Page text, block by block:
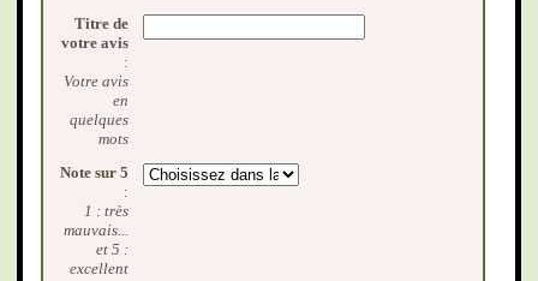
Titre de
votre avis
:
Votre avis
en
quelques
mots
Note sur 5
:
1 : très
mauvais...
et 5 :
excellent